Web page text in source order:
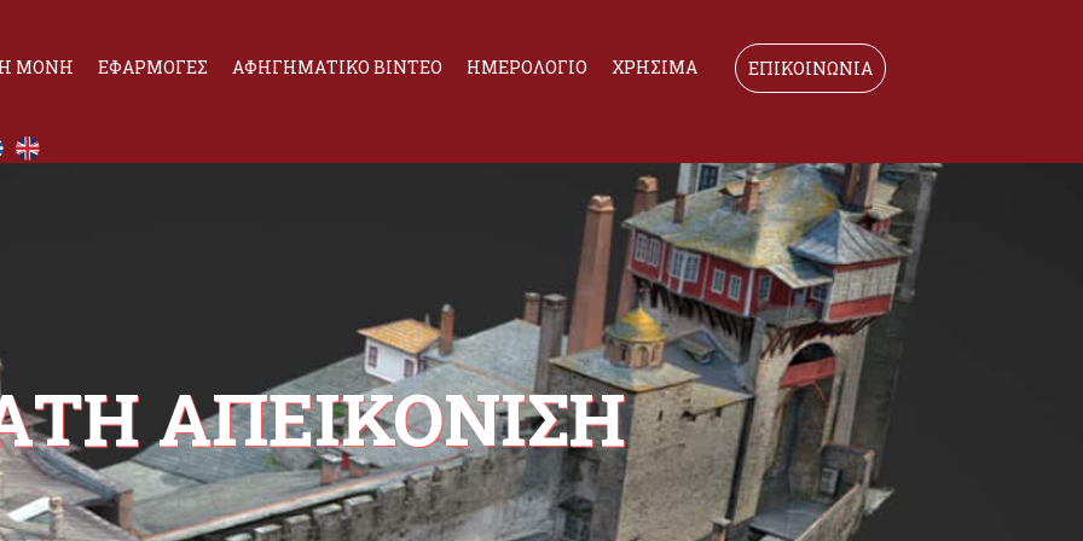
Η ΜΟΝΗ ΕΦΑΡΜΟΓΕΣ ΑΦΗΓΗΜΑΤΙΚΟ ΒΙΝΤΕΟ ΗΜΕΡΟΛΟΓΙΟ ΧΡΗΣΙΜΑ ΕΠΙΚΟΙΝΩΝΙΑ
ΑΠΕΙΚΟΝΙΣΗ